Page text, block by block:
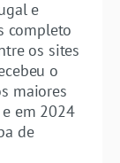
e
completo
os sites
o
maiores
em 2024
de